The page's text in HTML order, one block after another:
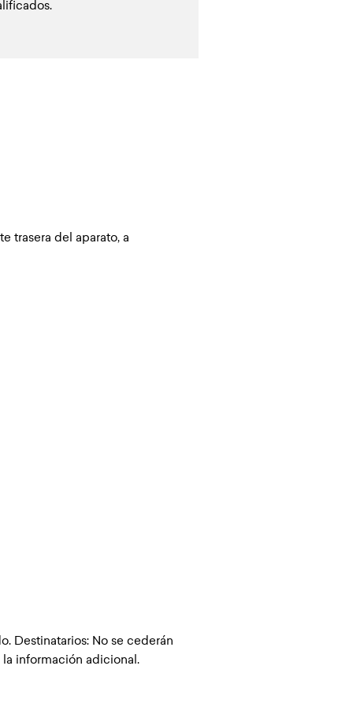
trasera del aparato, a
Destinatarios: No se cederán
información adicional.